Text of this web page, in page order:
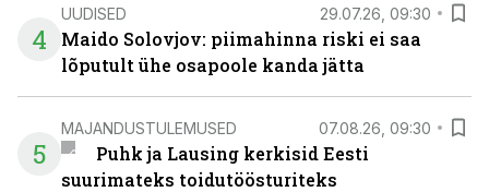
4
UUDISED 29.07.26, 09:30
Maido Solovjov: piimahinna riski ei saa
lõputult ühe osapoole kanda jätta
5
MAJANDUSTULEMUSED 07.08.26, 09:30
Puhk ja Lausing kerkisid Eesti
suurimateks toidutöösturiteks